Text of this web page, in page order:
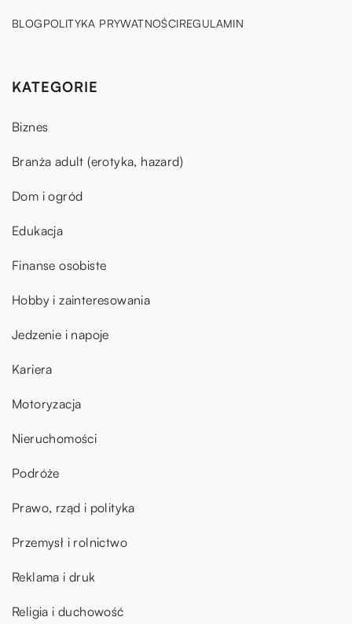
BLOGPOLITYKA PRYWATNOŚCIREGULAMIN
KATEGORIE
Biznes
Branża adult (erotyka, hazard)
Dom i ogród
Edukacja
Finanse osobiste
Hobby i zainteresowania
Jedzenie i napoje
Kariera
Motoryzacja
Nieruchomości
Podróże
Prawo, rząd i polityka
Przemysł i rolnictwo
Reklama i druk
Religia i duchowość